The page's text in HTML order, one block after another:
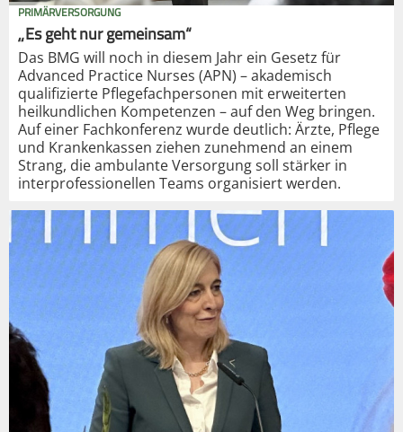
PRIMÄRVERSORGUNG
„Es geht nur gemeinsam“
Das BMG will noch in diesem Jahr ein Gesetz für
Advanced Practice Nurses (APN) – akademisch
qualifizierte Pflegefachpersonen mit erweiterten
heilkundlichen Kompetenzen – auf den Weg bringen.
Auf einer Fachkonferenz wurde deutlich: Ärzte, Pflege
und Krankenkassen ziehen zunehmend an einem
Strang, die ambulante Versorgung soll stärker in
interprofessionellen Teams organisiert werden.